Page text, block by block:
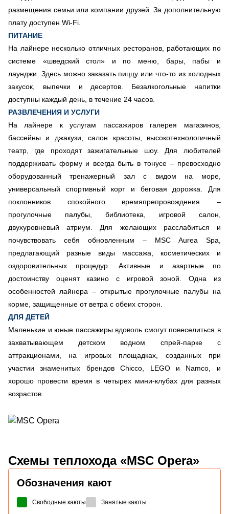
размещения семьи или компании друзей. За дополнительную
плату доступен Wi-Fi.
ПИТАНИЕ
На лайнере несколько отличных ресторанов, работающих по
системе «шведский стол» и по меню, бары, пабы и
лаунджи. Здесь можно заказать пиццу или что-то из холодных
закусок, выпечки и десертов. Безалкогольные напитки
доступны каждый день, в течение 24 часов.
РАЗВЛЕЧЕНИЯ И УСЛУГИ
На лайнере к услугам пассажиров галерея магазинов,
бассейны и джакузи, салон красоты, высокотехнологичный
театр, где проходят зажигательные шоу. Для любителей
поддерживать форму и всегда быть в тонусе – превосходно
оборудованный тренажерный зал с видом на море,
универсальный спортивный корт и беговая дорожка. Для
поклонников спокойного времяпрепровождения –
прогулочные палубы, библиотека, игровой салон,
двухуровневый атриум. Для желающих расслабиться и
почувствовать себя обновленным – MSC Aurea Spa,
предлагающий разные виды массажа, косметических и
оздоровительных процедур. Активные и азартные по
достоинству оценят казино с игровой зоной. Одна из
особенностей лайнера – открытые прогулочные палубы на
корме, защищенные от ветра с обеих сторон.
ДЛЯ ДЕТЕЙ
Маленькие и юные пассажиры вдоволь смогут повеселиться в
захватывающем детском водном спрей-парке с
аттракционами, на игровых площадках, созданных при
участии знаменитых брендов Chicco, LEGO и Namco, и
хорошо провести время в четырех мини-клубах для разных
возрастов.
Схемы теплохода «MSC Opera»
Обозначения кают
Свободные каюты Занятые каюты